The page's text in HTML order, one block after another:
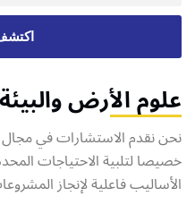
علوم الأرض والبيئة
نحن نقدم الاستشارات في مجال
خصيصا لتلبية الاحتياجات
الأساليب فاعلية لإنجاز